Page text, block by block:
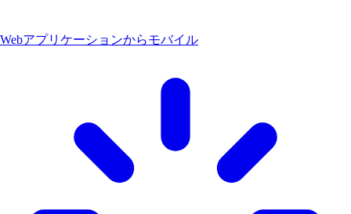
Webアプリケーションからモバイル